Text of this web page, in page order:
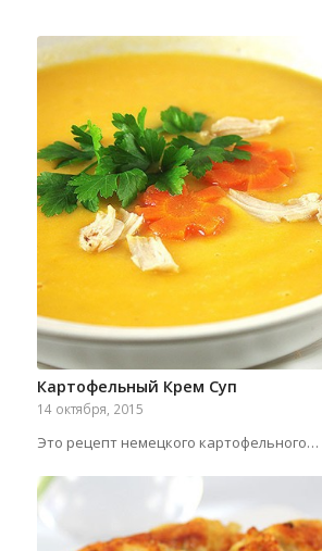
Картофельный Крем Суп
14 октября, 2015
Это рецепт немецкого картофельного…